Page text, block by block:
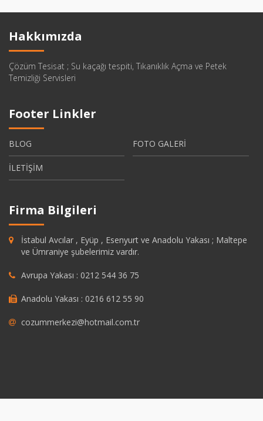
Hakkımızda
Çözüm Tesisat ; Su kaçağı tespiti, Tıkanıklık Açma ve Petek
Temizliği Servisleri
Footer Linkler
BLOG FOTO GALERİ
İLETİŞİM
Firma Bilgileri
İstabul Avcılar , Eyüp , Esenyurt ve Anadolu Yakası ; Maltepe
ve Ümraniye şubelerimiz vardır.
Avrupa Yakası : 0212 544 36 75
Anadolu Yakası : 0216 612 55 90
cozummerkezi@hotmail.com.tr